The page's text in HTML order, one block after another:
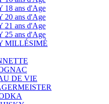
18 ans d'Age
20 ans d'Age
21 ans d'Age
25 ans d'Age
MILLÉSIMÉ
DE VIE